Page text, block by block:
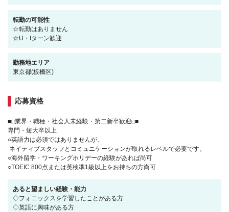
転勤の可能性
☆転勤はありません
☆U・Iターン歓迎
勤務地エリア
東京都(板橋区)
応募資格
■□業界・職種・社会人未経験・第二新卒歓迎□■
専門・短大卒以上
○英語力は必須ではありませんが、
ネイティブスタッフとコミュニケーションが取れるレベルで必要です。
○海外留学・ワーキングホリデーの経験があれば尚可
○TOEIC 800点または英検準1級以上をお持ちの方尚可
あると望ましい経験・能力
◇フォニックスを学習したことがある方
◇英語に興味がある方